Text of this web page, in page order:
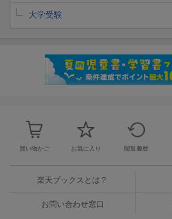
大学受験
買い物かご お気に入り 閲覧履歴
楽天ブックスとは？
お問い合わせ窓口